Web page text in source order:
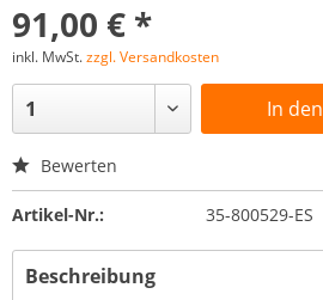
91,00 € *
inkl. MwSt.zzgl. Versandkosten
In den
Bewerten
Artikel-Nr.: 35-800529-ES
Beschreibung